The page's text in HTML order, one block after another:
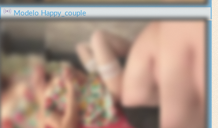
Modelo Happy_couple